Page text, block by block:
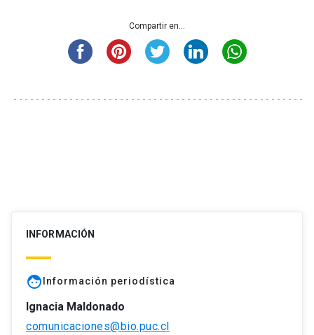
Compartir en...
INFORMACIÓN
face Información periodística
Ignacia Maldonado
comunicaciones@bio.puc.cl